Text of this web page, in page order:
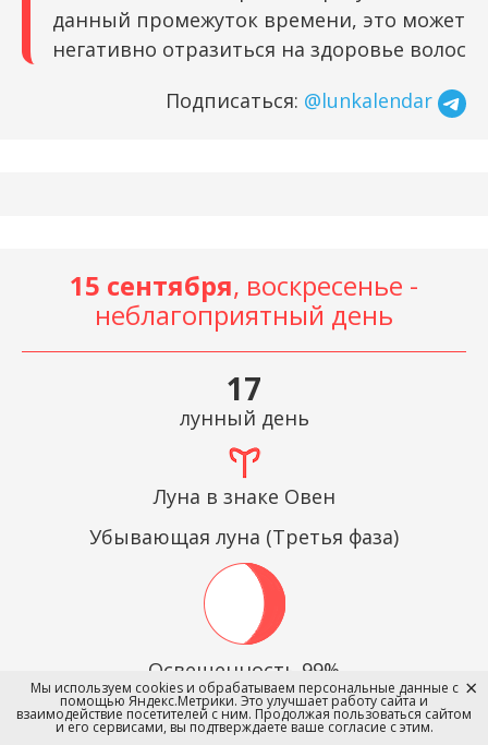
данный промежуток времени, это может
негативно отразиться на здоровье волос
Подписаться: @lunkalendar
15 сентября, воскресенье -
неблагоприятный день
17
лунный день
Луна в знаке Овен
Убывающая луна (Третья фаза)
Освещенность 99%
Восход в
06:51:00
Мы используем cookies и обрабатываем персональные данные с
помощью Яндекс.Метрики. Это улучшает работу сайта и
взаимодействие посетителей с ним. Продолжая пользоваться сайтом
и его сервисами, вы подтверждаете ваше согласие с этим.